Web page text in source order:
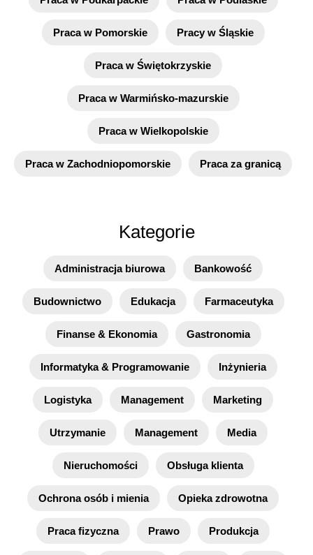
Praca w Pomorskie Pracy w Śląskie
Praca w Świętokrzyskie
Praca w Warmińsko-mazurskie
Praca w Wielkopolskie
Praca w Zachodniopomorskie Praca za granicą
Kategorie
Administracja biurowa Bankowość
Budownictwo Edukacja Farmaceutyka
Finanse & Ekonomia Gastronomia
Informatyka & Programowanie Inżynieria
Logistyka Management Marketing
Utrzymanie Management Media
Nieruchomości Obsługa klienta
Ochrona osób i mienia Opieka zdrowotna
Praca fizyczna Prawo Produkcja